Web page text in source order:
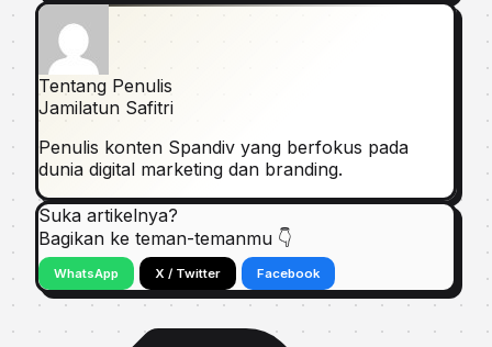
Tentang Penulis
Jamilatun Safitri
Penulis konten Spandiv yang berfokus pada
dunia digital marketing dan branding.
Suka artikelnya?
Bagikan ke teman-temanmu 👇
WhatsApp X / Twitter Facebook